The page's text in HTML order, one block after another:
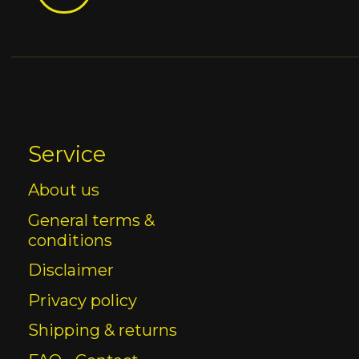
Service
About us
General terms &
conditions
Disclaimer
Privacy policy
Shipping & returns